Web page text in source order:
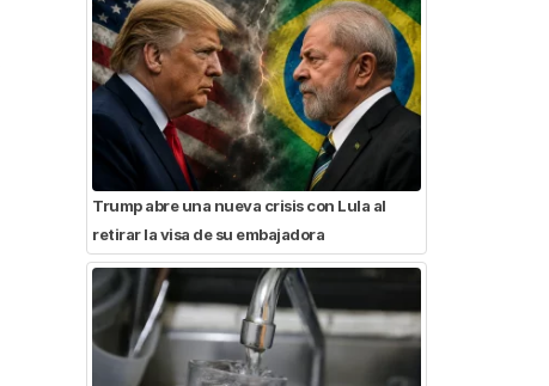
Trump abre una nueva crisis con Lula al
retirar la visa de su embajadora